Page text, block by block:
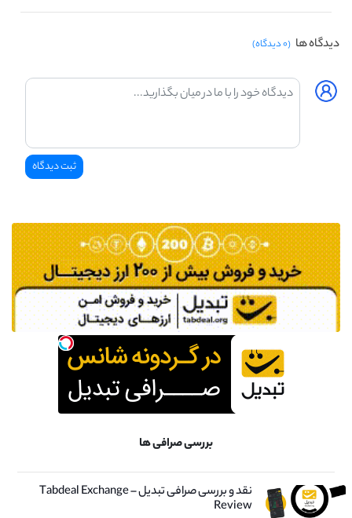
دیدگاه ها (۰ دیدگاه)
بررسی صرافی ها
نقد و بررسی صرافی تبدیل – Tabdeal Exchange
Review